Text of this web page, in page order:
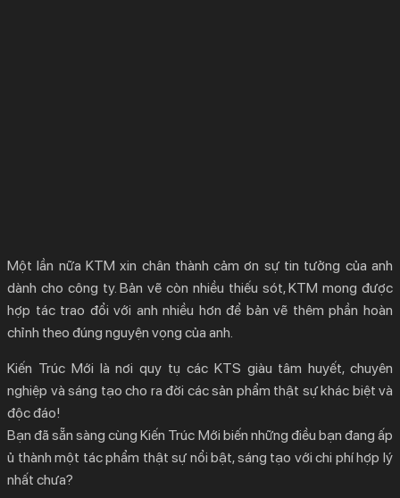
Một lần nữa KTM xin chân thành cảm ơn sự tin tưởng của anh
dành cho công ty. Bản vẽ còn nhiều thiếu sót, KTM mong được
hợp tác trao đổi với anh nhiều hơn để bản vẽ thêm phần hoàn
chỉnh theo đúng nguyện vọng của anh.
Kiến Trúc Mới là nơi quy tụ các KTS giàu tâm huyết, chuyên
nghiệp và sáng tạo cho ra đời các sản phẩm thật sự khác biệt và
độc đáo!
Bạn đã sẵn sàng cùng Kiến Trúc Mới biến những điều bạn đang ấp
ủ thành một tác phẩm thật sự nổi bật, sáng tạo với chi phí hợp lý
nhất chưa?